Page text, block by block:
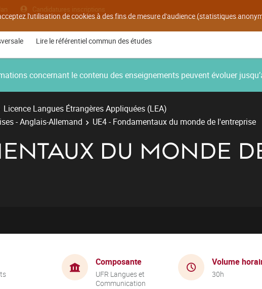
l'utilisation de cookies à des fins de mesure d'audience (statistiques
Candidatures inscriptions
Lire le référentiel commun des études
concernant le contenu des enseignements peuvent évoluer
Licence Langues Étrangères Appliquées (LEA)
- Anglais-Allemand
UE4 - Fondamentaux du monde de l'entreprise
DU MONDE
Composante
UFR Langues et
Communication
Volume
30h